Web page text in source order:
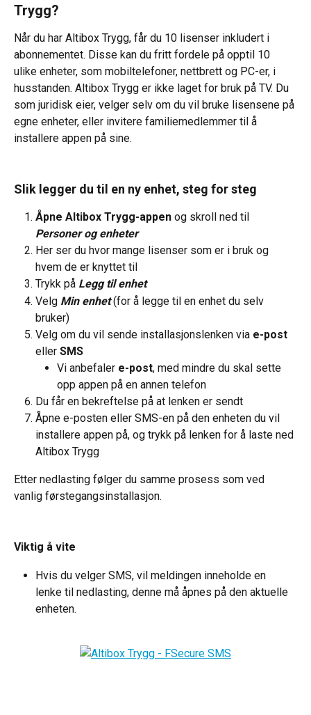
Trygg?
Når du har Altibox Trygg, får du 10 lisenser inkludert i
abonnementet. Disse kan du fritt fordele på opptil 10
ulike enheter, som mobiltelefoner, nettbrett og PC-er, i
husstanden. Altibox Trygg er ikke laget for bruk på TV. Du
som juridisk eier, velger selv om du vil bruke lisensene på
egne enheter, eller invitere familiemedlemmer til å
installere appen på sine.
Slik legger du til en ny enhet, steg for steg
Åpne Altibox Trygg-appen og skroll ned til
Personer og enheter
Her ser du hvor mange lisenser som er i bruk og
hvem de er knyttet til
Trykk på Legg til enhet
Velg Min enhet (for å legge til en enhet du selv
bruker)
Velg om du vil sende installasjonslenken via e-post
eller SMS
Vi anbefaler e-post, med mindre du skal sette
opp appen på en annen telefon
Du får en bekreftelse på at lenken er sendt
Åpne e-posten eller SMS-en på den enheten du vil
installere appen på, og trykk på lenken for å laste ned
Altibox Trygg
Etter nedlasting følger du samme prosess som ved
vanlig førstegangsinstallasjon.
Viktig å vite
Hvis du velger SMS, vil meldingen inneholde en
lenke til nedlasting, denne må åpnes på den aktuelle
enheten.